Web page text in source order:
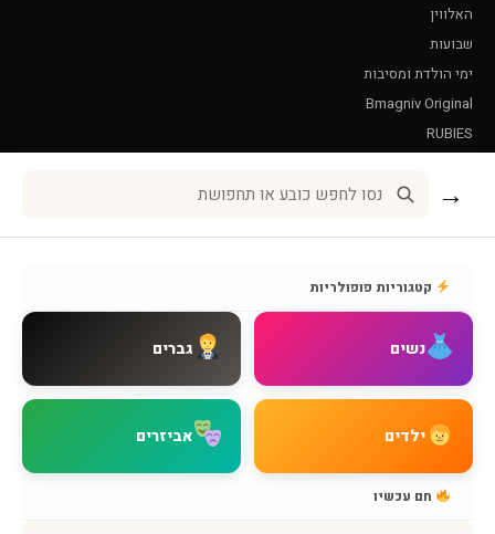
האלווין
שבועות
ימי הולדת ומסיבות
Bmagniv Original
RUBIES
צור קשר
שאלות נפוצות
מדיניות משלוחים
מדיניות החזרות
מדיניות פרטיות
→
קטגוריות פופולריות
נשים גברים
ילדים אביזרים
חם עכשיו